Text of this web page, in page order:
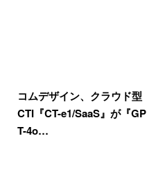
コムデザイン、クラウド型
CTI『CT-e1/SaaS』が『GP
T-4o…